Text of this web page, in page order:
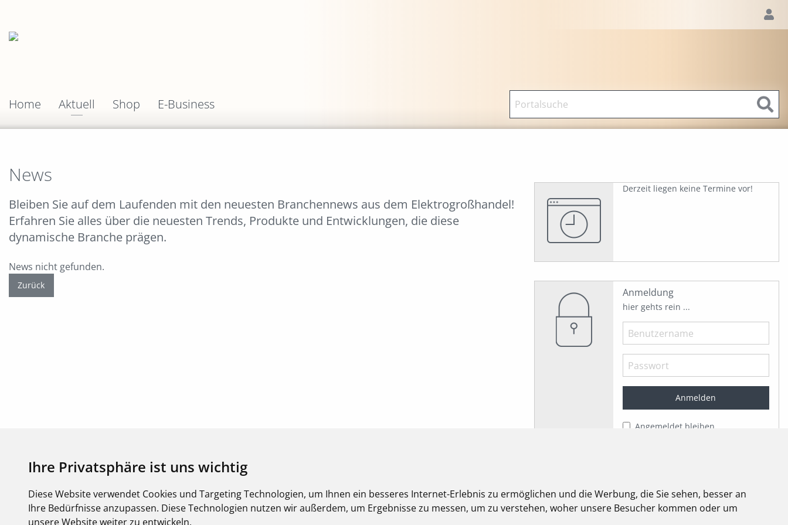
Ihre Privatsphäre ist uns wichtig
Diese Website verwendet Cookies und Targeting Technologien, um Ihnen ein besseres Internet-Erlebnis zu ermöglichen und die Werbung, die Sie sehen, besser an
Ihre Bedürfnisse anzupassen. Diese Technologien nutzen wir außerdem, um Ergebnisse zu messen, um zu verstehen, woher unsere Besucher kommen oder um
unsere Website weiter zu entwickeln.
Home Aktuell Shop E-Business
News
Bleiben Sie auf dem Laufenden mit den neuesten Branchennews aus dem Elektrogroßhandel!
Erfahren Sie alles über die neuesten Trends, Produkte und Entwicklungen, die diese
dynamische Branche prägen.
News nicht gefunden.
Zurück
Derzeit liegen keine Termine vor!
Anmeldung
hier gehts rein ...
Angemeldet bleiben
elektroforum